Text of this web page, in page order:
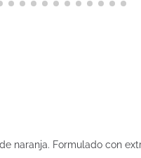
Formulado con